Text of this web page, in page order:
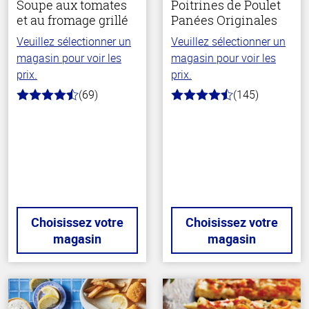
Soupe aux tomates
et au fromage grillé
Veuillez sélectionner un
magasin pour voir les
prix.
4.3
(69)
Choisissez votre
magasin
Poitrines de Poulet
Panées Originales
Veuillez sélectionner un
magasin pour voir les
prix.
4.5
(145)
Choisissez votre
magasin